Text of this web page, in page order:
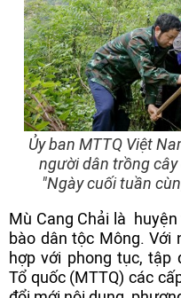
Ủy ban MTTQ Việt
người dân trồng
"Ngày cuối tuần
Mù Cang Chải là
bào dân tộc Mông. Với
hợp với phong tục, tập
Tổ quốc (MTTQ) các